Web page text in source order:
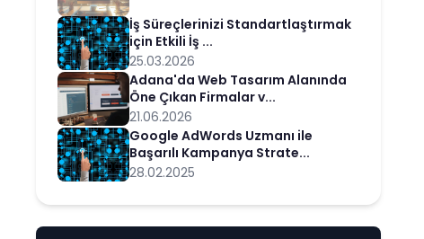
İş Süreçlerinizi Standartlaştırmak
için Etkili İş ...
25.03.2026
Adana'da Web Tasarım Alanında
Öne Çıkan Firmalar v...
21.06.2026
Google AdWords Uzmanı ile
Başarılı Kampanya Strate...
28.02.2025